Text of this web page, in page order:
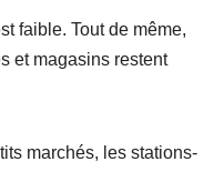
faible. Tout de même,
et magasins restent
marchés, les stations-